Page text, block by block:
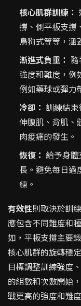
核心肌群訓練：
撐、側平板支撐
鳥狗式等等，涵
漸進式負重：
強度和難度，例
例如藥球或彈力
冷卻： 訓練結
伸腹肌、背肌、
肉痠痛的發生。
恢復： 給予身
長。避免每日過
練。
有效性則取決於訓
應包含不同難度和
如，平板支撐主要
核心肌群的旋轉穩
目標調整訓練強度
的組數和次數開始
戰更高的強度和難